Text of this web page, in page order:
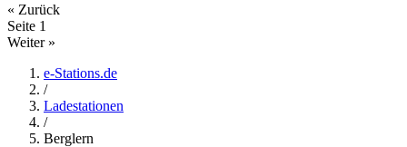
« Zurück
Seite 1
Weiter »
e-Stations.de
/
Ladestationen
/
Berglern